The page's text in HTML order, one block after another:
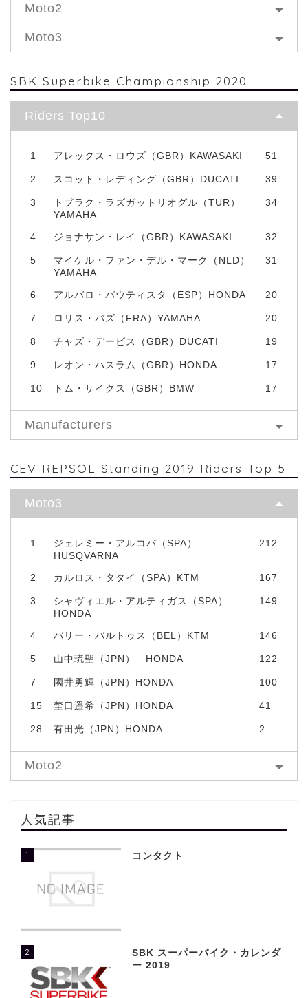
Moto2
Moto3
SBK Superbike Championship 2020
Riders Top10
1 アレックス・ロウズ（GBR）KAWASAKI 51
2 スコット・レディング（GBR）DUCATI 39
3
トプラク・ラズガットリオグル（TUR）
YAMAHA
34
4 ジョナサン・レイ（GBR）KAWASAKI 32
5
マイケル・ファン・デル・マーク（NLD）
YAMAHA
31
6 アルバロ・バウティスタ（ESP）HONDA 20
7 ロリス・バズ（FRA）YAMAHA 20
8 チャズ・デービス（GBR）DUCATI 19
9 レオン・ハスラム（GBR）HONDA 17
10 トム・サイクス（GBR）BMW 17
Manufacturers
CEV REPSOL Standing 2019 Riders Top 5
Moto3
1
ジェレミー・アルコバ（SPA）
HUSQVARNA
212
2 カルロス・タタイ（SPA）KTM 167
3
シャヴィエル・アルティガス（SPA）
HONDA
149
4 バリー・バルトゥス（BEL）KTM 146
5 山中琉聖（JPN） HONDA 122
7 國井勇輝（JPN）HONDA 100
15 埜口遥希（JPN）HONDA 41
28 有田光（JPN）HONDA 2
Moto2
人気記事
1 コンタクト
2
SBK スーパーバイク・カレンダ
ー 2019